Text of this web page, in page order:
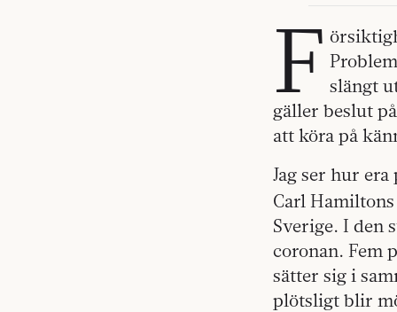
F slängt
gäller beslut
att köra på
Jag ser hur
Carl
Sverige. I den
coronan. Fem
sätter sig i
plötsligt blir